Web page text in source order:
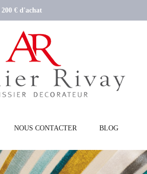
€ d'achat
NOUS CONTACTER BLOG